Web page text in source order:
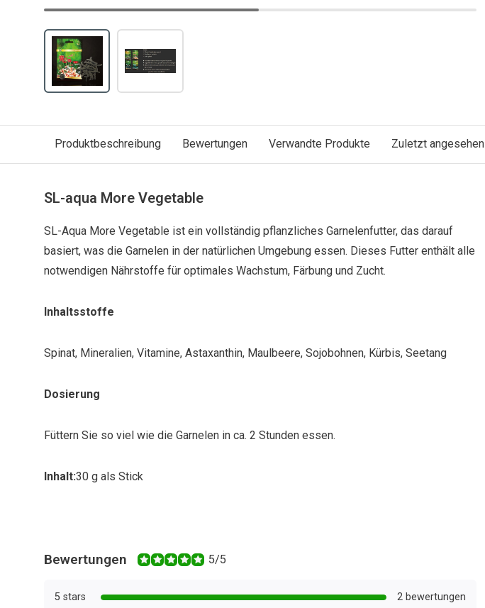
Produktbeschreibung Bewertungen Verwandte Produkte Zuletzt angesehen
SL-aqua More Vegetable
SL-Aqua More Vegetable ist ein vollständig pflanzliches Garnelenfutter, das darauf
basiert, was die Garnelen in der natürlichen Umgebung essen. Dieses Futter enthält alle
notwendigen Nährstoffe für optimales Wachstum, Färbung und Zucht.
Inhaltsstoffe
Spinat, Mineralien, Vitamine, Astaxanthin, Maulbeere, Sojobohnen, Kürbis, Seetang
Dosierung
Füttern Sie so viel wie die Garnelen in ca. 2 Stunden essen.
Inhalt:30 g als Stick
Bewertungen 5/5
5 stars
2 bewertungen